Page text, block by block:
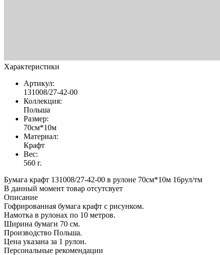
Характеристики
Артикул:
131008/27-42-00
Коллекция:
Польша
Размер:
70см*10м
Материал:
Крафт
Вес:
560 г.
Бумага крафт 131008/27-42-00 в рулоне 70см*10м 16рул/тм
В данный момент товар отсутсвует
Описание
Гофрированная бумага крафт с рисунком.
Намотка в рулонах по 10 метров.
Ширина бумаги 70 см.
Производство Польша.
Цена указана за 1 рулон.
Персональные рекомендации